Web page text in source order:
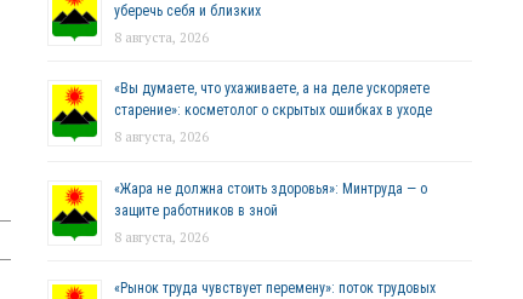
уберечь себя и близких
8 августа, 2026
«Вы думаете, что ухаживаете, а на деле ускоряете
старение»: косметолог о скрытых ошибках в уходе
8 августа, 2026
«Жара не должна стоить здоровья»: Минтруда — о
защите работников в зной
8 августа, 2026
«Рынок труда чувствует перемену»: поток трудовых